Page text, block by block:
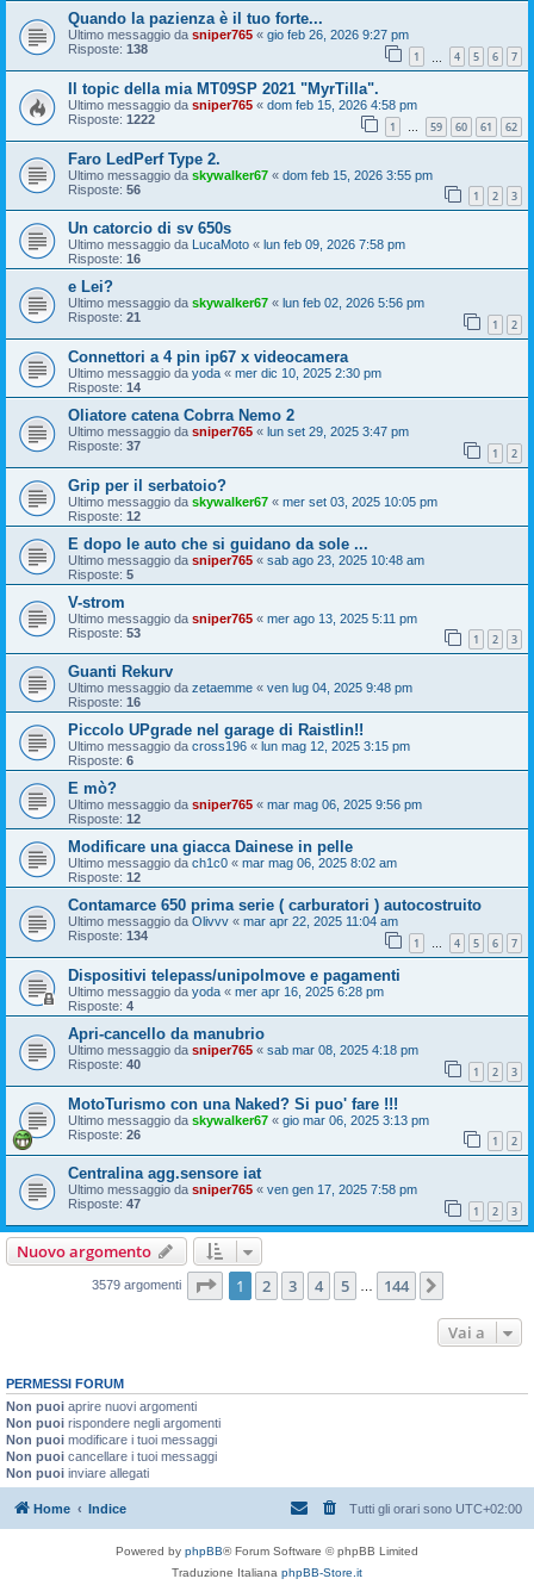
Quando la pazienza è il tuo forte...
Ultimo messaggio da sniper765 « gio feb 26, 2026 9:27 pm
Risposte: 138 1 4 5 6 7
Il topic della mia MT09SP 2021 "MyrTilla".
Ultimo messaggio da sniper765 « dom feb 15, 2026 4:58 pm
Risposte: 1222 1 … 59 60 61 62
Faro LedPerf Type 2.
Ultimo messaggio da skywalker67 « dom feb 15, 2026 3:55 pm
Risposte: 56 1 2 3
Un catorcio di sv 650s
Ultimo messaggio da LucaMoto « lun feb 09, 2026 7:58 pm
Risposte: 16
e Lei?
Ultimo messaggio da skywalker67 « lun feb 02, 2026 5:56 pm
Risposte: 21 1 2
Connettori a 4 pin ip67 x videocamera
Ultimo messaggio da yoda « mer dic 10, 2025 2:30 pm
Risposte: 14
Oliatore catena Cobrra Nemo 2
Ultimo messaggio da sniper765 « lun set 29, 2025 3:47 pm
Risposte: 37 1 2
Grip per il serbatoio?
Ultimo messaggio da skywalker67 « mer set 03, 2025 10:05 pm
Risposte: 12
E dopo le auto che si guidano da sole ...
Ultimo messaggio da sniper765 « sab ago 23, 2025 10:48 am
Risposte: 5
V-strom
Ultimo messaggio da sniper765 « mer ago 13, 2025 5:11 pm
Risposte: 53 1 2 3
Guanti Rekurv
Ultimo messaggio da zetaemme « ven lug 04, 2025 9:48 pm
Risposte: 16
Piccolo UPgrade nel garage di Raistlin!!
Ultimo messaggio da cross196 « lun mag 12, 2025 3:15 pm
Risposte: 6
E mò?
Ultimo messaggio da sniper765 « mar mag 06, 2025 9:56 pm
Risposte: 12
Modificare una giacca Dainese in pelle
Ultimo messaggio da ch1c0 « mar mag 06, 2025 8:02 am
Risposte: 12
Contamarce 650 prima serie ( carburatori ) autocostruito
Ultimo messaggio da Olivvv « mar apr 22, 2025 11:04 am
Risposte: 134 1 … 4 5 6 7
Dispositivi telepass/unipolmove e pagamenti
Ultimo messaggio da yoda « mer apr 16, 2025 6:28 pm
Risposte: 4
Apri-cancello da manubrio
Ultimo messaggio da sniper765 « sab mar 08, 2025 4:18 pm
Risposte: 40 1 2 3
MotoTurismo con una Naked? Si puo' fare !!!
Ultimo messaggio da skywalker67 « gio mar 06, 2025 3:13 pm
Risposte: 26 1 2
Centralina agg.sensore iat
Ultimo messaggio da sniper765 « ven gen 17, 2025 7:58 pm
Risposte: 47 1 2 3
Nuovo argomento
3579 argomenti Pagina di 144
1 2 3 4 5 144
Vai a
PERMESSI FORUM
Non puoi aprire nuovi argomenti
Non puoi rispondere negli argomenti
Non puoi modificare i tuoi messaggi
Non puoi cancellare i tuoi messaggi
Non puoi inviare allegati
Home Indice Tutti gli orari sono UTC+02:00
Powered by phpBB® Forum Software © phpBB Limited
Traduzione Italiana phpBB-Store.it